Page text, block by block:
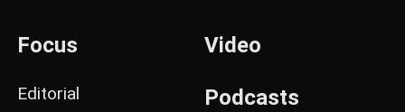
Focus
Editorial
Video
Podcasts